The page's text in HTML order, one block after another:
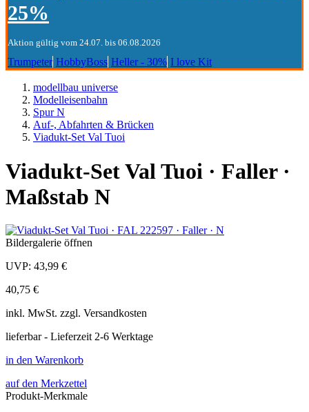
25%
Aktion gültig vom 24.07. bis 06.08.2026
Trumpeter HobbyBoss Heller - 30% I love Kit
modellbau universe
Modelleisenbahn
Spur N
Auf-, Abfahrten & Brücken
Viadukt-Set Val Tuoi
Viadukt-Set Val Tuoi · Faller ·
Maßstab N
Bildergalerie öffnen
UVP: 43,99 €
40,75 €
inkl. MwSt. zzgl. Versandkosten
lieferbar - Lieferzeit 2-6 Werktage
in den Warenkorb
auf den Merkzettel
Produkt-Merkmale